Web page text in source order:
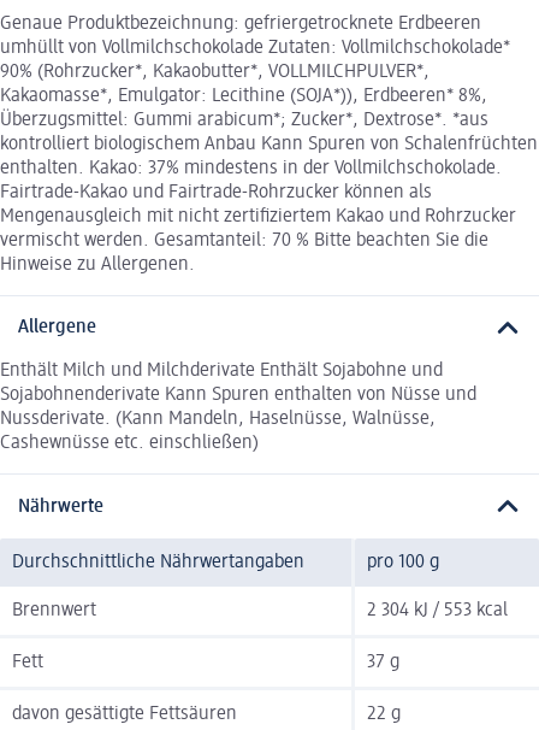
Genaue Produktbezeichnung: gefriergetrocknete Erdbeeren
umhüllt von Vollmilchschokolade Zutaten: Vollmilchschokolade*
90% (Rohrzucker*, Kakaobutter*, VOLLMILCHPULVER*,
Kakaomasse*, Emulgator: Lecithine (SOJA*)), Erdbeeren* 8%,
Überzugsmittel: Gummi arabicum*; Zucker*, Dextrose*. *aus
kontrolliert biologischem Anbau Kann Spuren von Schalenfrüchten
enthalten. Kakao: 37% mindestens in der Vollmilchschokolade.
Fairtrade-Kakao und Fairtrade-Rohrzucker können als
Mengenausgleich mit nicht zertifiziertem Kakao und Rohrzucker
vermischt werden. Gesamtanteil: 70 % Bitte beachten Sie die
Hinweise zu Allergenen.
Allergene
Enthält Milch und Milchderivate Enthält Sojabohne und
Sojabohnenderivate Kann Spuren enthalten von Nüsse und
Nussderivate. (Kann Mandeln, Haselnüsse, Walnüsse,
Cashewnüsse etc. einschließen)
Nährwerte
Durchschnittliche Nährwertangaben pro 100 g
Brennwert 2 304 kJ / 553 kcal
Fett 37 g
davon gesättigte Fettsäuren 22 g